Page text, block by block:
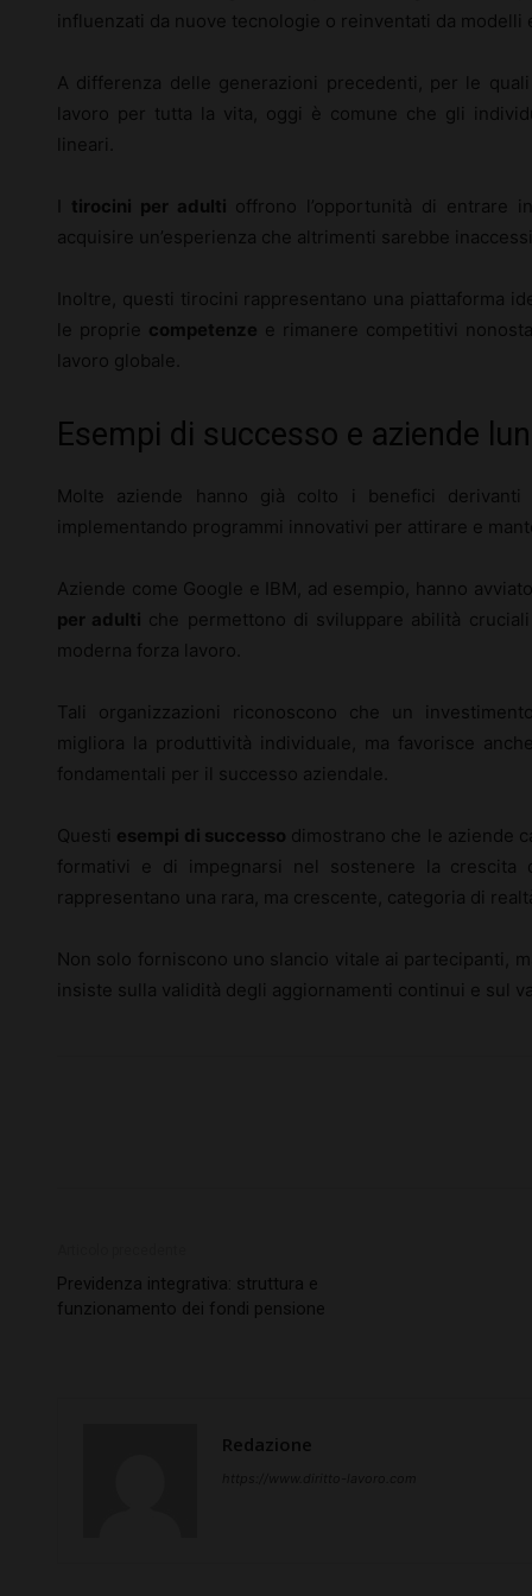
influenzati da nuove tecnologie o reinventati da modelli
A differenza delle generazioni precedenti, per le
lavoro per tutta la vita, oggi è comune che gli
lineari.
tirocini per adulti offrono l’opportunità di entrare
acquisire un’esperienza che altrimenti sarebbe
Inoltre, questi tirocini rappresentano una piattaforma
le proprie competenze e rimanere competitivi
lavoro globale.
Esempi di successo e aziende
Molte aziende hanno già colto i benefici derivanti
implementando programmi innovativi per attirare e
Aziende come Google e IBM, ad esempio, hanno
per adulti che permettono di sviluppare abilità
moderna forza lavoro.
Tali organizzazioni riconoscono che un
migliora la produttività individuale, ma favorisce
fondamentali per il successo aziendale.
Questi esempi di successo dimostrano che le aziende
formativi e di impegnarsi nel sostenere la
rappresentano una rara, ma crescente, categoria di
Non solo forniscono uno slancio vitale ai partecipanti,
insiste sulla validità degli aggiornamenti continui e sul
Previdenza integrativa: struttura e
funzionamento dei fondi pensione
Redazione